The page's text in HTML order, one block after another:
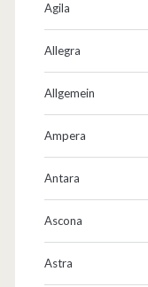
Agila
Allegra
Allgemein
Ampera
Antara
Ascona
Astra